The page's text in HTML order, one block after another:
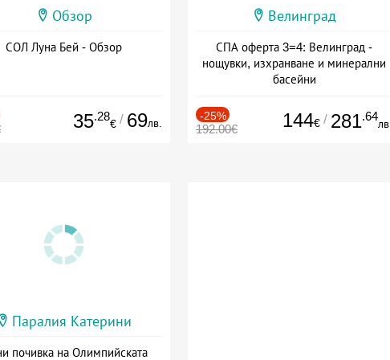
Обзор
СОЛ Луна Бей - Обзор
35.28
€ / 69лв.
Велинград
СПА оферта 3=4: Велинград -
нощувки, изхранване и минерални
басейни
-25%
192.00€ 144€ / 281.64
лв.
Паралия Катерини
почивка на Олимпийската